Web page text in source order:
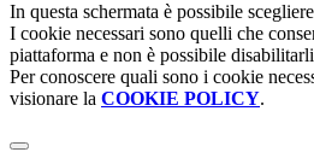
In questa schermata è possibile
I cookie necessari sono quelli che
piattaforma e non è possibile
Per conoscere quali sono i cookie
visionare la COOKIE POLICY.